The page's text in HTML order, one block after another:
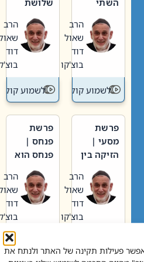
פעילות תקינה של האתר ולנתח את
וערב של
חיינו
הרב
שאול
דוד
בוצ'קו
לשמוע קול תורה – מדרש
האבות
הרב
שאול
דוד
בוצ'קו
לשמוע קול
פרשת
מסעי |
הזיקה בין
הגדול לעם הרב
שאול
דוד
בוצ'קו
לשמוע קול תורה – מדרש
פרשת
פנחס |
פנחס הוא
אליהו: בין
קנאות
הורסת
לקנאות
בונה
הרב
שאול
דוד
בוצ'קו
לשמוע קול